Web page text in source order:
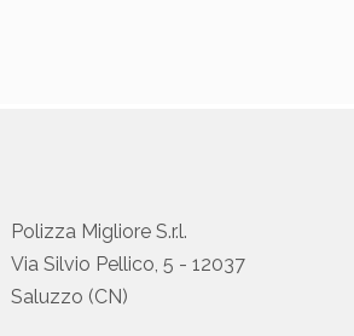
Polizza Migliore S.r.l.
Via Silvio Pellico, 5 - 12037
Saluzzo (CN)